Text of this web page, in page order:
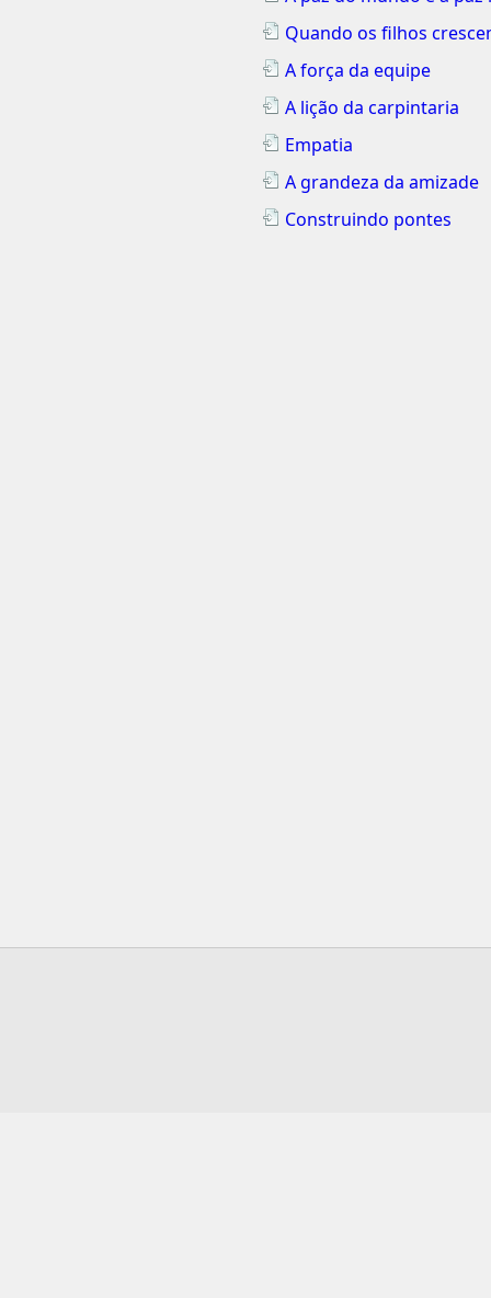
Quando os filhos
A força da equipe
A lição da carpintaria
Empatia
A grandeza da amizade
Construindo pontes